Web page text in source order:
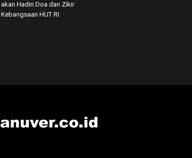
akan Hadiri Doa dan Zikir
Kebangsaan HUT RI